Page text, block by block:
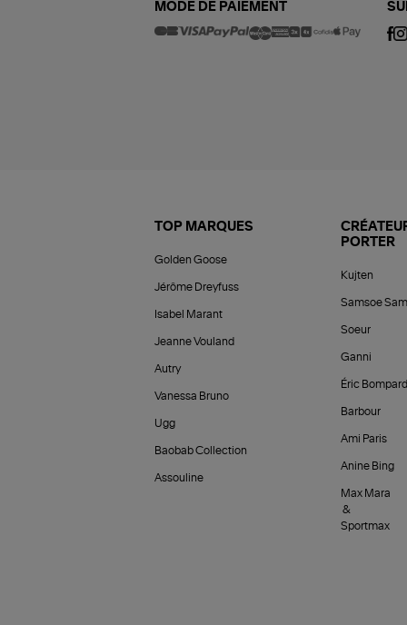
MODE DE PAIEMENT
TOP MARQUES
Golden Goose
Jérôme Dreyfuss
Isabel Marant
Jeanne Vouland
Autry
Vanessa Bruno
Ugg
Baobab Collection
Assouline
PORTER
Kujten
Samsoe
Soeur
Ganni
Éric Bompard
Barbour
Ami Paris
Anine Bing
Max Mara
&
Sportmax